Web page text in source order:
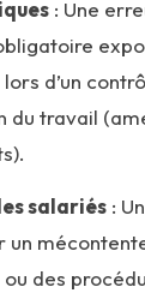
: Une
d’un
du travail
salariés :
un
des